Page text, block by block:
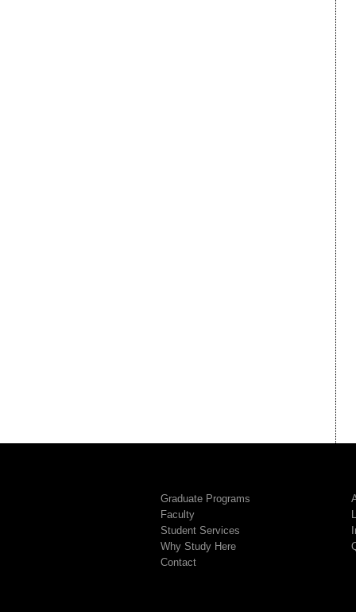
Graduate Programs
Faculty
Student Services
Why Study Here
Contact